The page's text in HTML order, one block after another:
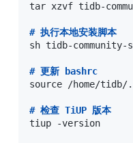
tar xzvf tidb-
# 执行本地安装脚本
sh tidb-
# 更新 bashrc
source /home/tidb/
# 检查 TiUP 版本
tiup -version